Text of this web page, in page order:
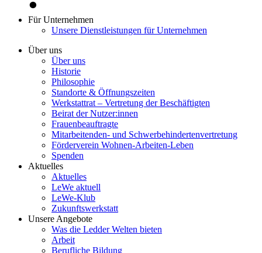
Für Unternehmen
Unsere Dienstleistungen für Unternehmen
Über uns
Über uns
Historie
Philosophie
Standorte & Öffnungszeiten
Werkstattrat – Vertretung der Beschäftigten
Beirat der Nutzer:innen
Frauenbeauftragte
Mitarbeitenden- und Schwerbehindertenvertretung
Förderverein Wohnen-Arbeiten-Leben
Spenden
Aktuelles
Aktuelles
LeWe aktuell
LeWe-Klub
Zukunftswerkstatt
Unsere Angebote
Was die Ledder Welten bieten
Arbeit
Berufliche Bildung